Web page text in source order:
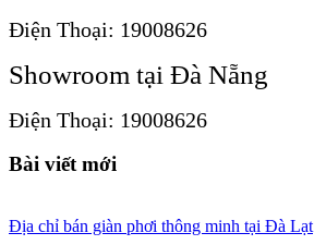
Điện Thoại: 19008626
Showroom tại Đà Nẵng
Điện Thoại: 19008626
Bài viết mới
Địa chỉ bán giàn phơi thông minh tại Đà Lạt